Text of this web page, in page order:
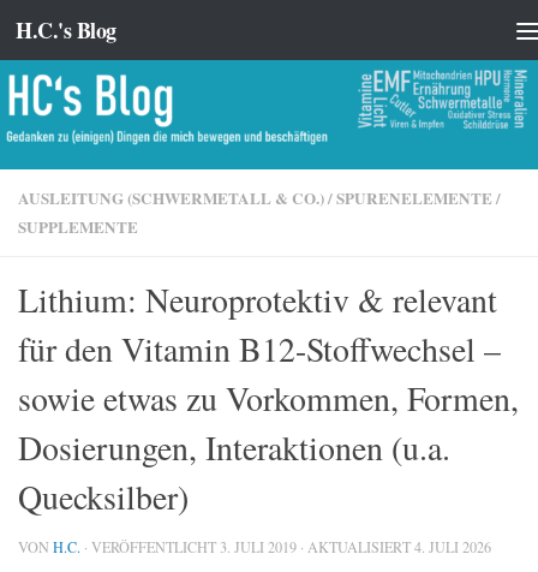
Zum Inhalt springen
H.C.'s Blog
AUSLEITUNG (SCHWERMETALL & CO.)/SPURENELEMENTE/
SUPPLEMENTE
Lithium: Neuroprotektiv & relevant
für den Vitamin B12-Stoffwechsel –
sowie etwas zu Vorkommen, Formen,
Dosierungen, Interaktionen (u.a.
Quecksilber)
VON H.C. · VERÖFFENTLICHT 3. JULI 2019 · AKTUALISIERT4. JULI 2026